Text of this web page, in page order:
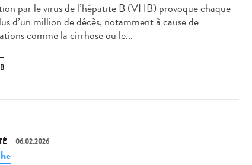
par le virus de l’hépatite B (VHB) provoque chaque
d’un million de décès, notamment à cause de
comme la cirrhose ou le...
06.02.2026